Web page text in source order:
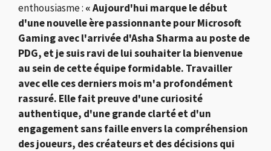
enthousiasme : « Aujourd'hui marque le début
d'une nouvelle ère passionnante pour Microsoft
Gaming avec l'arrivée d'Asha Sharma au poste de
PDG, et je suis ravi de lui souhaiter la bienvenue
au sein de cette équipe formidable. Travailler
avec elle ces derniers mois m'a profondément
rassuré. Elle fait preuve d'une curiosité
authentique, d'une grande clarté et d'un
engagement sans faille envers la compréhension
des joueurs, des créateurs et des décisions qui